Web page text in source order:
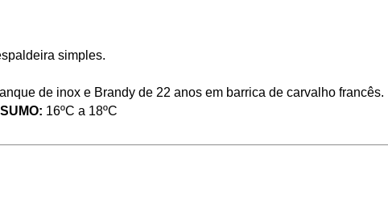
simples.
de inox e Brandy de 22 anos em barrica de carvalho francês.
16ºC a 18ºC